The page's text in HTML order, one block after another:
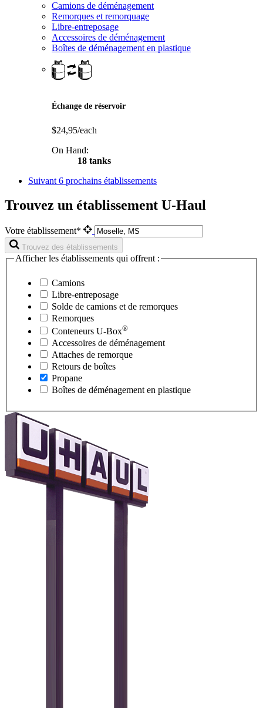
Camions de déménagement
Remorques et remorquage
Libre-entreposage
Accessoires de déménagement
Boîtes de déménagement en plastique
Échange de réservoir
$24,95/each
On Hand:
18 tanks
Suivant 6 prochains établissements
Trouvez un établissement U-Haul
Votre établissement*
Trouvez des établissements
Afficher les établissements qui offrent :
Camions
Libre-entreposage
Solde de camions et de remorques
Remorques
Conteneurs U-Box®
Accessoires de déménagement
Attaches de remorque
Retours de boîtes
Propane
Boîtes de déménagement en plastique